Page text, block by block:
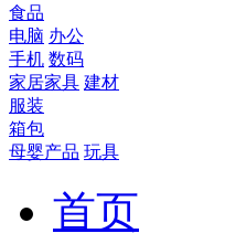
食品
电脑 办公
手机 数码
家居家具 建材
服装
箱包
母婴产品 玩具
首页